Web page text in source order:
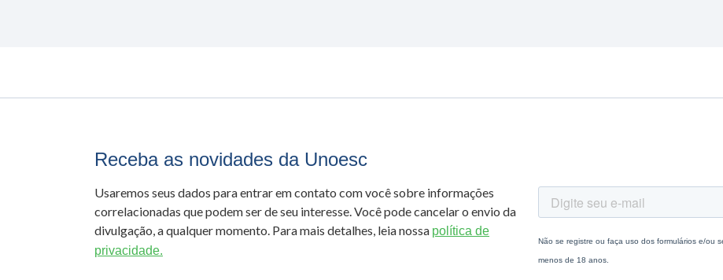
Receba as novidades da Unoesc
Usaremos seus dados para entrar em contato com você sobre informações
correlacionadas que podem ser de seu interesse. Você pode cancelar o envio da
divulgação, a qualquer momento. Para mais detalhes, leia nossa política de
privacidade.